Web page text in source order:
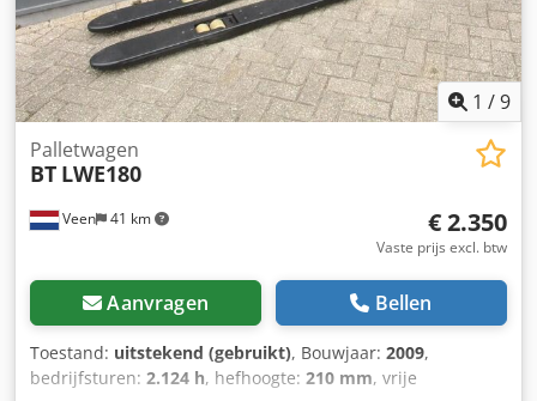
1 /9
Veen 41 km
Palletwagen
BT LWE180
€ 2.350
Vaste prijs excl. btw
Aanvragen Bellen
Toestand: uitstekend (gebruikt), Bouwjaar: 2009,
bedrijfsturen: 2.124 h, hefhoogte: 210 mm, vrije